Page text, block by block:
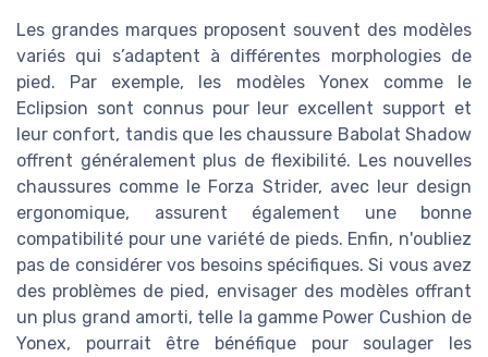
Les grandes marques proposent souvent des modèles
variés qui s’adaptent à différentes morphologies de
pied. Par exemple, les modèles Yonex comme le
Eclipsion sont connus pour leur excellent support et
leur confort, tandis que les chaussure Babolat Shadow
offrent généralement plus de flexibilité. Les nouvelles
chaussures comme le Forza Strider, avec leur design
ergonomique, assurent également une bonne
compatibilité pour une variété de pieds. Enfin, n'oubliez
pas de considérer vos besoins spécifiques. Si vous avez
des problèmes de pied, envisager des modèles offrant
un plus grand amorti, telle la gamme Power Cushion de
Yonex, pourrait être bénéfique pour soulager les